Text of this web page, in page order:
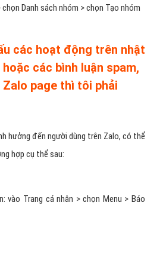
chọn Danh sách nhóm > chọn Tạo nhóm
các hoạt động trên nhật
các bình luận spam,
page thì tôi phải
hưởng đến người dùng trên Zalo, có thể
hợp cụ thể sau:
vào Trang cá nhân > chọn Menu > Báo